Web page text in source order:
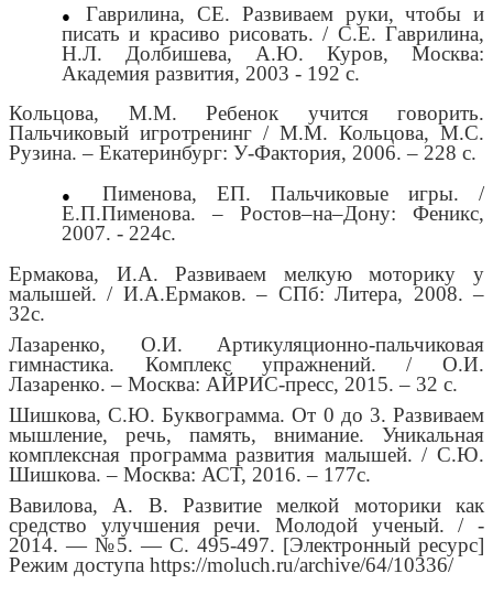
Гаврилина, СЕ. Развиваем руки, чтобы и
писать и красиво рисовать. / С.Е. Гаврилина,
Н.Л. Долбишева, А.Ю. Куров, Москва:
Академия развития, 2003 - 192 с.
Кольцова, М.М. Ребенок учится говорить.
Пальчиковый игротренинг / М.М. Кольцова, М.С.
Рузина. – Екатеринбург: У-Фактория, 2006. – 228 с.
Пименова, ЕП. Пальчиковые игры. /
Е.П.Пименова. – Ростов–на–Дону: Феникс,
2007. - 224с.
Ермакова, И.А. Развиваем мелкую моторику у
малышей. / И.А.Ермаков. – СПб: Литера, 2008. –
32с.
Лазаренко, О.И. Артикуляционно-пальчиковая
гимнастика. Комплекс упражнений. / О.И.
Лазаренко. – Москва: АЙРИС-пресс, 2015. – 32 с.
Шишкова, С.Ю. Буквограмма. От 0 до 3. Развиваем
мышление, речь, память, внимание. Уникальная
комплексная программа развития малышей. / С.Ю.
Шишкова. – Москва: АСТ, 2016. – 177с.
Вавилова, А. В. Развитие мелкой моторики как
средство улучшения речи. Молодой ученый. / -
2014. — №5. — С. 495-497. [Электронный ресурс]
Режим доступа https://moluch.ru/archive/64/10336/